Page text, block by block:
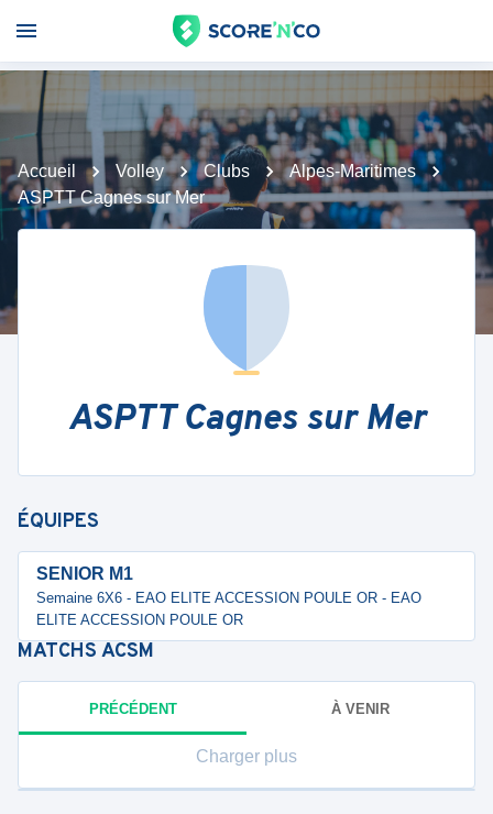
Accueil Volley Clubs
Alpes-Maritimes
ASPTT Cagnes sur Mer
ASPTT Cagnes sur Mer
ÉQUIPES
SENIOR M1
Semaine 6X6 - EAO ELITE ACCESSION POULE OR - EAO
ELITE ACCESSION POULE OR
MATCHS ACSM
PRÉCÉDENT À VENIR
Charger plus